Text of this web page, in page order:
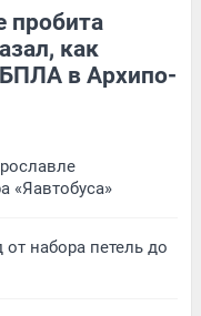
пробита
как
в Архипо-
«Яавтобуса»
набора петель до